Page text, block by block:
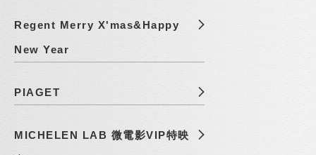
Regent Merry X'mas&Happy
New Year
PIAGET
MICHELEN LAB 微電影VIP特映